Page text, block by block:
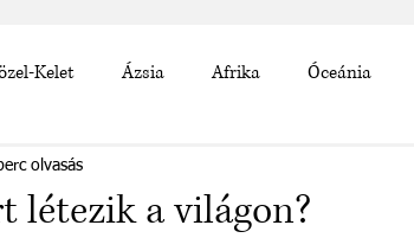
Kelet Ázsia Afrika Óceánia
létezik a világon?
olvasás